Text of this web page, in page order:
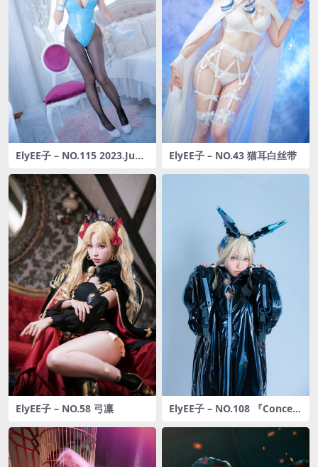
ElyEE子 – NO.115 2023.June
日奈 3造型[42P2V-125MB]
ElyEE子 – NO.43 猫耳白丝带
ElyEE子 – NO.58 弓凛
ElyEE子 – NO.108 『Concep